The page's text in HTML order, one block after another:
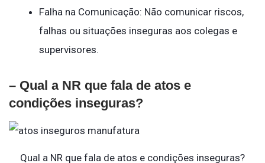
Falha na Comunicação: Não comunicar riscos,
falhas ou situações inseguras aos colegas e
supervisores.
– Qual a NR que fala de atos e
condições inseguras?
Qual a NR que fala de atos e condições inseguras?